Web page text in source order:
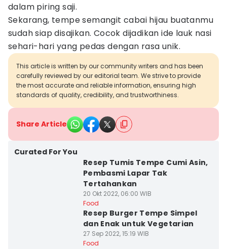
dalam piring saji.
Sekarang, tempe semangit cabai hijau buatanmu
sudah siap disajikan. Cocok dijadikan ide lauk nasi
sehari-hari yang pedas dengan rasa unik.
This article is written by our community writers and has been
carefully reviewed by our editorial team. We strive to provide
the most accurate and reliable information, ensuring high
standards of quality, credibility, and trustworthiness.
Share Article
Curated For You
Resep Tumis Tempe Cumi Asin,
Pembasmi Lapar Tak
Tertahankan
20 Okt 2022, 06:00 WIB
Food
Resep Burger Tempe Simpel
dan Enak untuk Vegetarian
27 Sep 2022, 15:19 WIB
Food